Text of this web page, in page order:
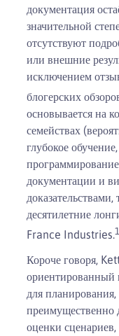
документация
значительной
отсутствуют
или внешние
исключением
блогерских
основывается на
семействах
глубокое
документации и
десятилетние
France Industries.
Короче говоря,
ориентированный
для
преимущественно
оценки